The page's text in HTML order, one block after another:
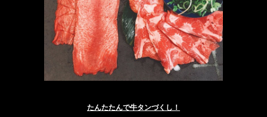
たんたたんで牛タンづくし！